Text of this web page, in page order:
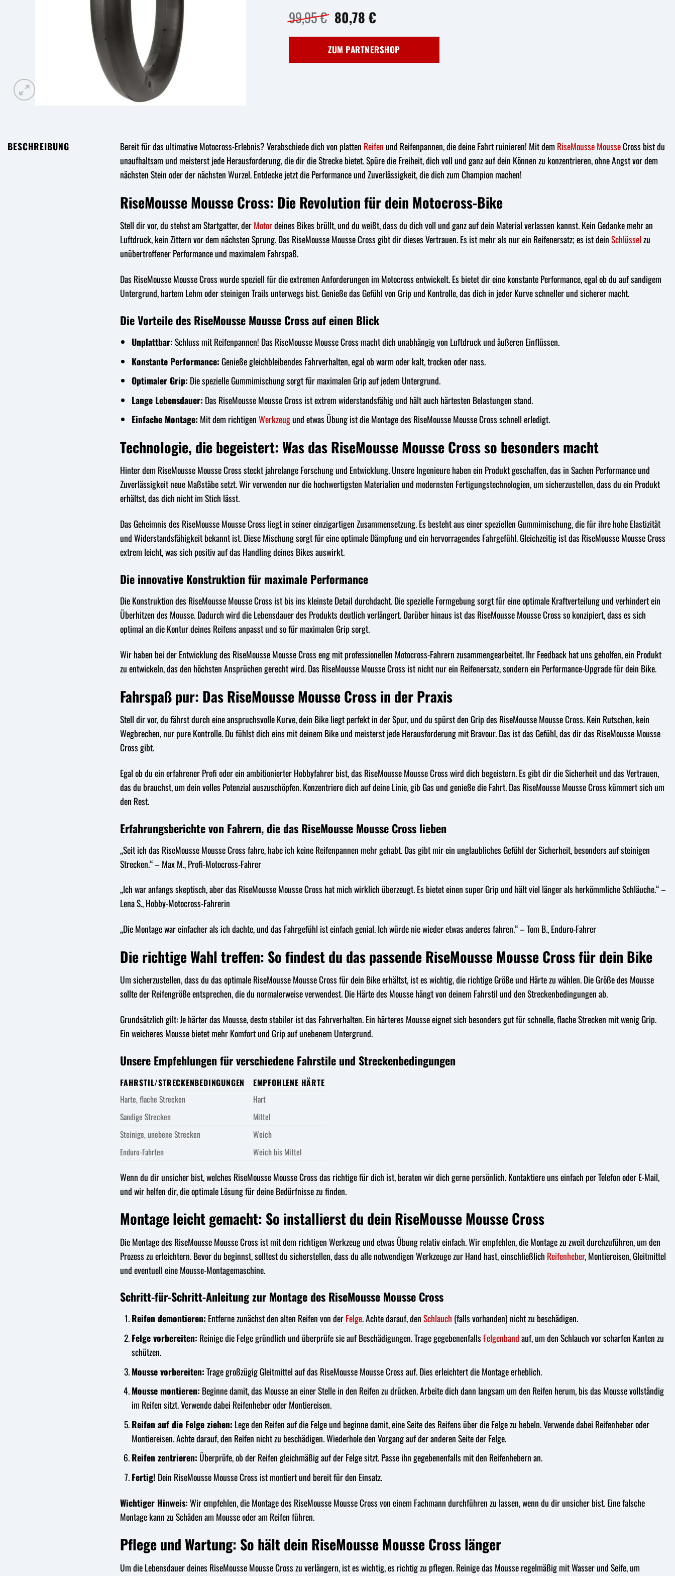
99,95€ Ursprünglicher
Preis
war:
99,95 €
80,78 €Aktueller
ist:
80,78 €.
ZUM PARTNERSHOP
BESCHREIBUNG Bereit für das ultimative Motocross-Erlebnis? Verabschiede dich von platten Reifenund Reifenpannen, die deine Fahrt ruinieren! Mit dem RiseMousseMousseCross bist du
unaufhaltsam und meisterst jede Herausforderung, die dir die Strecke bietet. Spüre die Freiheit, dich voll und ganz auf dein Können zu konzentrieren, ohne Angst vor dem
nächsten Stein oder der nächsten Wurzel. Entdecke jetzt die Performance und Zuverlässigkeit, die dich zum Champion machen!
RiseMousse Mousse Cross: Die Revolution für dein Motocross-Bike
Stell dir vor, du stehst am Startgatter, derMotordeines Bikes brüllt, und du weißt, dass du dich voll und ganz auf dein Material verlassen kannst. Kein Gedanke mehr an
Luftdruck, kein Zittern vor dem nächsten Sprung. Das RiseMousse Mousse Cross gibt dir dieses Vertrauen. Es ist mehr als nur ein Reifenersatz; es ist deinSchlüsselzu
unübertroffener Performance und maximalem Fahrspaß.
Das RiseMousse Mousse Cross wurde speziell für die extremen Anforderungen im Motocross entwickelt. Es bietet dir eine konstante Performance, egal ob du auf sandigem
Untergrund, hartem Lehm oder steinigen Trails unterwegs bist. Genieße das Gefühl von Grip und Kontrolle, das dich in jeder Kurve schneller und sicherer macht.
Die Vorteile des RiseMousse Mousse Cross auf einen Blick
Unplattbar:Schluss mit Reifenpannen! Das RiseMousse Mousse Cross macht dich unabhängig von Luftdruck und äußeren Einflüssen.
Konstante Performance:Genieße gleichbleibendes Fahrverhalten, egal ob warm oder kalt, trocken oder nass.
Optimaler Grip: Die spezielle Gummimischung sorgt für maximalen Grip auf jedem Untergrund.
Lange Lebensdauer: Das RiseMousse Mousse Cross ist extrem widerstandsfähig und hält auch härtesten Belastungen stand.
Einfache Montage: Mit dem richtigenWerkzeugund etwas Übung ist die Montage des RiseMousse Mousse Cross schnell erledigt.
Technologie, die begeistert: Was das RiseMousse Mousse Cross so besonders macht
Hinter dem RiseMousse Mousse Cross steckt jahrelange Forschung und Entwicklung. Unsere Ingenieure haben ein Produkt geschaffen, das in Sachen Performance und
Zuverlässigkeit neue Maßstäbe setzt. Wir verwenden nur die hochwertigsten Materialien und modernsten Fertigungstechnologien, um sicherzustellen, dass du ein Produkt
erhältst, das dich nicht im Stich lässt.
Das Geheimnis des RiseMousse Mousse Cross liegt in seiner einzigartigen Zusammensetzung. Es besteht aus einer speziellen Gummimischung, die für ihre hohe Elastizität
und Widerstandsfähigkeit bekannt ist. Diese Mischung sorgt für eine optimale Dämpfung und ein hervorragendes Fahrgefühl. Gleichzeitig ist das RiseMousse Mousse Cross
extrem leicht, was sich positiv auf das Handling deines Bikes auswirkt.
Die innovative Konstruktion für maximale Performance
Die Konstruktion des RiseMousse Mousse Cross ist bis ins kleinste Detail durchdacht. Die spezielle Formgebung sorgt für eine optimale Kraftverteilung und verhindert ein
Überhitzen des Mousse. Dadurch wird die Lebensdauer des Produkts deutlich verlängert. Darüber hinaus ist das RiseMousse Mousse Cross so konzipiert, dass es sich
optimal an die Kontur deines Reifens anpasst und so für maximalen Grip sorgt.
Wir haben bei der Entwicklung des RiseMousse Mousse Cross eng mit professionellen Motocross-Fahrern zusammengearbeitet. Ihr Feedback hat uns geholfen, ein Produkt
zu entwickeln, das den höchsten Ansprüchen gerecht wird. Das RiseMousse Mousse Cross ist nicht nur ein Reifenersatz, sondern ein Performance-Upgrade für dein Bike.
Fahrspaß pur: Das RiseMousse Mousse Cross in der Praxis
Stell dir vor, du fährst durch eine anspruchsvolle Kurve, dein Bike liegt perfekt in der Spur, und du spürst den Grip des RiseMousse Mousse Cross. Kein Rutschen, kein
Wegbrechen, nur pure Kontrolle. Du fühlst dich eins mit deinem Bike und meisterst jede Herausforderung mit Bravour. Das ist das Gefühl, das dir das RiseMousse Mousse
Cross gibt.
Egal ob du ein erfahrener Profi oder ein ambitionierter Hobbyfahrer bist, das RiseMousse Mousse Cross wird dich begeistern. Es gibt dir die Sicherheit und das Vertrauen,
das du brauchst, um dein volles Potenzial auszuschöpfen. Konzentriere dich auf deine Linie, gib Gas und genieße die Fahrt. Das RiseMousse Mousse Cross kümmert sich um
den Rest.
Erfahrungsberichte von Fahrern, die das RiseMousse Mousse Cross lieben
„Seit ich das RiseMousse Mousse Cross fahre, habe ich keine Reifenpannen mehr gehabt. Das gibt mir ein unglaubliches Gefühl der Sicherheit, besonders auf steinigen
Strecken.“ – Max M., Profi-Motocross-Fahrer
„Ich war anfangs skeptisch, aber das RiseMousse Mousse Cross hat mich wirklich überzeugt. Es bietet einen super Grip und hält viel länger als herkömmliche Schläuche.“ –
Lena S., Hobby-Motocross-Fahrerin
„Die Montage war einfacher als ich dachte, und das Fahrgefühl ist einfach genial. Ich würde nie wieder etwas anderes fahren.“ – Tom B., Enduro-Fahrer
Die richtige Wahl treffen: So findest du das passende RiseMousse Mousse Cross für dein Bike
Um sicherzustellen, dass du das optimale RiseMousse Mousse Cross für dein Bike erhältst, ist es wichtig, die richtige Größe und Härte zu wählen. Die Größe des Mousse
sollte der Reifengröße entsprechen, die du normalerweise verwendest. Die Härte des Mousse hängt von deinem Fahrstil und den Streckenbedingungen ab.
Grundsätzlich gilt: Je härter das Mousse, desto stabiler ist das Fahrverhalten. Ein härteres Mousse eignet sich besonders gut für schnelle, flache Strecken mit wenig Grip.
Ein weicheres Mousse bietet mehr Komfort und Grip auf unebenem Untergrund.
Unsere Empfehlungen für verschiedene Fahrstile und Streckenbedingungen
FAHRSTIL/STRECKENBEDINGUNGEN
EMPFOHLENE HÄRTE
Harte, flache Strecken
Hart
Sandige Strecken
Mittel
Steinige, unebene Strecken
Weich
Enduro-Fahrten
Weich bis Mittel
Wenn du dir unsicher bist, welches RiseMousse Mousse Cross das richtige für dich ist, beraten wir dich gerne persönlich. Kontaktiere uns einfach per Telefon oder E-Mail,
und wir helfen dir, die optimale Lösung für deine Bedürfnisse zu finden.
Montage leicht gemacht: So installierst du dein RiseMousse Mousse Cross
Die Montage des RiseMousse Mousse Cross ist mit dem richtigen Werkzeug und etwas Übung relativ einfach. Wir empfehlen, die Montage zu zweit durchzuführen, um den
Prozess zu erleichtern. Bevor du beginnst, solltest du sicherstellen, dass du alle notwendigen Werkzeuge zur Hand hast, einschließlich Reifenheber, Montiereisen, Gleitmittel
und eventuell eine Mousse-Montagemaschine.
Schritt-für-Schritt-Anleitung zur Montage des RiseMousse Mousse Cross
Reifen demontieren: Entferne zunächst den alten Reifen von derFelge. Achte darauf, denSchlauch (falls vorhanden) nicht zu beschädigen.
Felge vorbereiten: Reinige die Felge gründlich und überprüfe sie auf Beschädigungen. Trage gegebenenfalls Felgenbandauf, um den Schlauch vor scharfen Kanten zu
schützen.
Mousse vorbereiten:Trage großzügig Gleitmittel auf das RiseMousse Mousse Cross auf. Dies erleichtert die Montage erheblich.
Mousse montieren: Beginne damit, das Mousse an einer Stelle in den Reifen zu drücken. Arbeite dich dann langsam um den Reifen herum, bis das Mousse vollständig
im Reifen sitzt. Verwende dabei Reifenheber oder Montiereisen.
Reifen auf die Felge ziehen: Lege den Reifen auf die Felge und beginne damit, eine Seite des Reifens über die Felge zu hebeln. Verwende dabei Reifenheber oder
Montiereisen. Achte darauf, den Reifen nicht zu beschädigen. Wiederhole den Vorgang auf der anderen Seite der Felge.
Reifen zentrieren: Überprüfe, ob der Reifen gleichmäßig auf der Felge sitzt. Passe ihn gegebenenfalls mit den Reifenhebern an.
Fertig! Dein RiseMousse Mousse Cross ist montiert und bereit für den Einsatz.
Wichtiger Hinweis:Wir empfehlen, die Montage des RiseMousse Mousse Cross von einem Fachmann durchführen zu lassen, wenn du dir unsicher bist. Eine falsche
Montage kann zu Schäden am Mousse oder am Reifen führen.
Pflege und Wartung: So hält dein RiseMousse Mousse Cross länger
Um die Lebensdauer deines RiseMousse Mousse Cross zu verlängern, ist es wichtig, es richtig zu pflegen. Reinige das Mousse regelmäßig mit Wasser und Seife, um